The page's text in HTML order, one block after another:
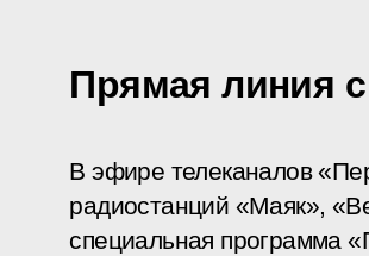
Прямая линия
В эфире телеканалов
радиостанций «Маяк»,
специальная программа